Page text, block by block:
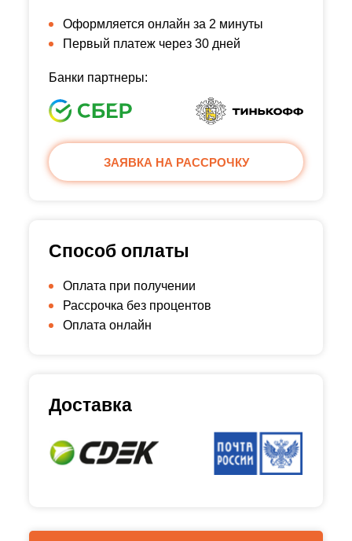
Оформляется онлайн за 2 минуты
Первый платеж через 30 дней
Банки партнеры:
ЗАЯВКА НА РАССРОЧКУ
Способ оплаты
Оплата при получении
Рассрочка без процентов
Оплата онлайн
Доставка